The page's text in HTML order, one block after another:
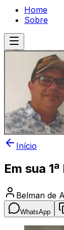
Home
Sobre
Início
Em sua
Belman de
WhatsApp